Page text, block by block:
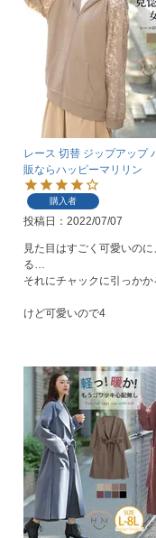
レース 切替 ジップアップ
販ならハッピーマリリン
購入者
投稿日 2022/07/07
見た目はすごく可愛いの
る…
それにチャックに引っかか
けど可愛いので4